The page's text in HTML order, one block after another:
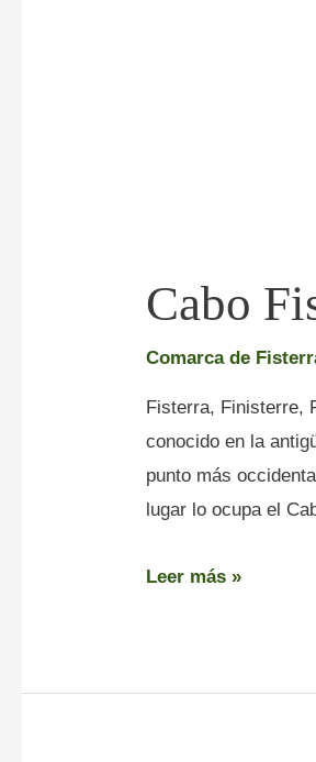
Cabo
Comarca de
Fisterra, Finisterre,
conocido en la
punto más
lugar lo ocupa el
Leer más »